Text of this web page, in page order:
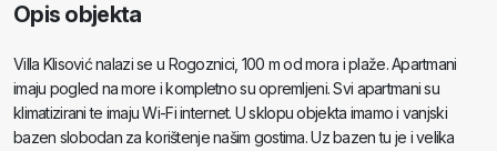
Opis objekta
Villa Klisović nalazi se u Rogoznici, 100 m od mora i plaže. Apartmani
imaju pogled na more i kompletno su opremljeni. Svi apartmani su
klimatizirani te imaju Wi-Fi internet. U sklopu objekta imamo i vanjski
bazen slobodan za korištenje našim gostima. Uz bazen tu je i velika